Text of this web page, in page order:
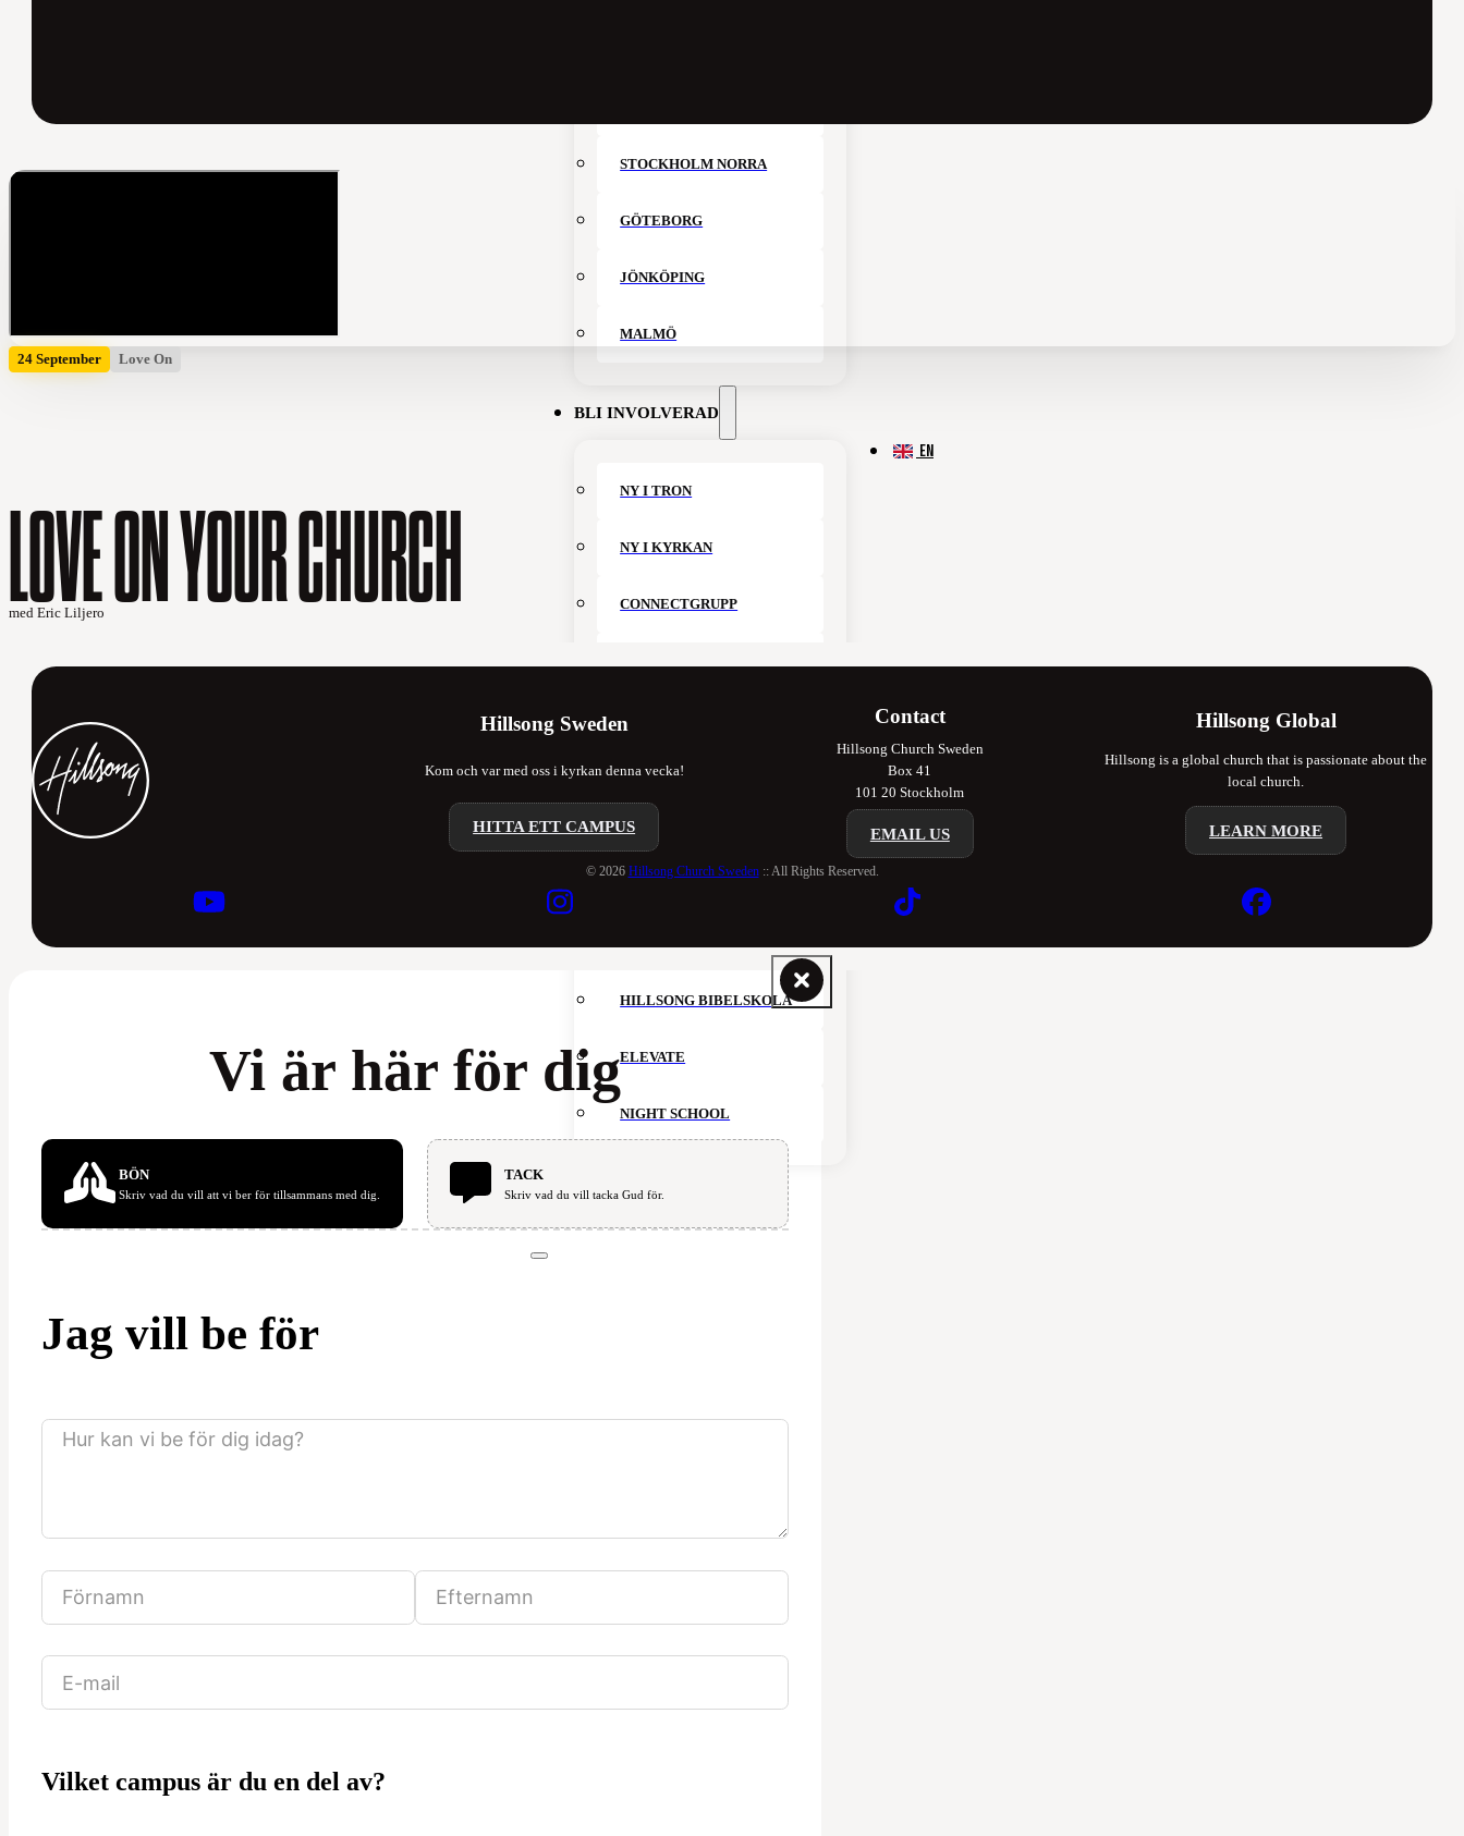
STOCKHOLM NORRA
GÖTEBORG
JÖNKÖPING
MALMÖ
BLI INVOLVERAD
NY I TRON
NY I KYRKAN
CONNECTGRUPP
KIDS
YOUTH
SISTERHOOD
STOCKHOLM WORSHIP
HILLSONG BIBELSKOLA
ELEVATE
NIGHT SCHOOL
GIVANDE
EN
24 September Love On
LOVE ON YOUR CHURCH
med Eric Liljero
Hillsong Sweden
Kom och var med oss i kyrkan denna vecka!
HITTA ETT CAMPUS
Contact
Hillsong Church Sweden
Box 41
101 20 Stockholm
EMAIL US
Hillsong Global
Hillsong is a global church that is passionate about the
local church.
LEARN MORE
© 2026 Hillsong Church Sweden:: All Rights Reserved.
Vi är här för dig
BÖN
Skriv vad du vill att vi ber för tillsammans med dig.
TACK
Skriv vad du vill tacka Gud för.
Jag vill be för
Vilket campus är du en del av?